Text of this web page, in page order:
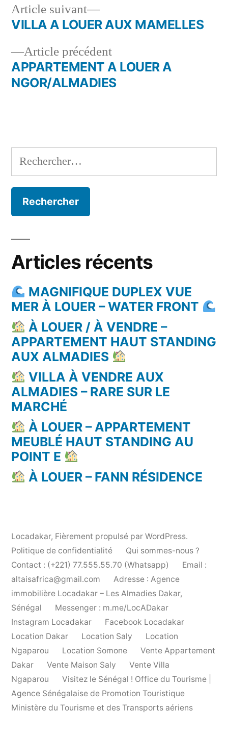
Navigation
de
l’article
Article précédentArticle
précédent :
APPARTEMENT A LOUER A
NGOR/ALMADIES
Article suivant
Article
suivant :
VILLA A LOUER AUX MAMELLES
Rechercher :
Articles récents
MAGNIFIQUE DUPLEX VUE
MER À LOUER – WATER FRONT
À LOUER / À VENDRE –
APPARTEMENT HAUT STANDING
AUX ALMADIES
VILLA À VENDRE AUX
ALMADIES – RARE SUR LE
MARCHÉ
À LOUER – APPARTEMENT
MEUBLÉ HAUT STANDING AU
POINT E
À LOUER – FANN RÉSIDENCE
Locadakar, Fièrement propulsé par WordPress.
Politique de confidentialité
Qui sommes-nous ?
Contact : (+221) 77.555.55.70 (Whatsapp)
Email :
altaisafrica@gmail.com
Adresse : Agence
immobilière Locadakar – Les Almadies Dakar,
Sénégal
Messenger : m.me/LocADakar
Instagram Locadakar
Facebook Locadakar
Location Dakar
Location Saly
Location
Ngaparou
Location Somone
Vente Appartement
Dakar
Vente Maison Saly
Vente Villa
Ngaparou
Visitez le Sénégal ! Office du Tourisme |
Agence Sénégalaise de Promotion Touristique
Ministère du Tourisme et des Transports aériens